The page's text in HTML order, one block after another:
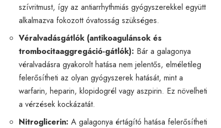
szívritmust, így az antiarrhythmiás gyógyszerekkel együtt
alkalmazva fokozott óvatosság szükséges.
Véralvadásgátlók (antikoagulánsok és
trombocitaaggregáció-gátlók): Bár a galagonya
véralvadásra gyakorolt hatása nem jelentős, elméletileg
felerősítheti az olyan gyógyszerek hatását, mint a
warfarin, heparin, klopidogrél vagy aszpirin. Ez növelheti
a vérzések kockázatát.
Nitroglicerin: A galagonya értágító hatása felerősítheti